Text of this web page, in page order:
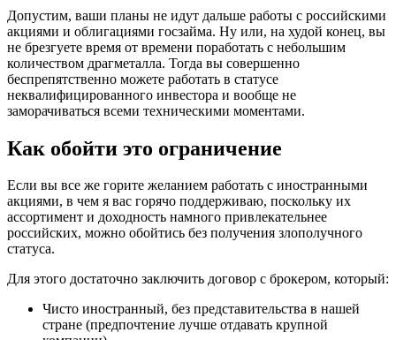
Допустим, ваши планы не идут дальше работы с российскими
акциями и облигациями госзайма. Ну или, на худой конец, вы
не брезгуете время от времени поработать с небольшим
количеством драгметалла. Тогда вы совершенно
беспрепятственно можете работать в статусе
неквалифицированного инвестора и вообще не
заморачиваться всеми техническими моментами.
Как обойти это ограничение
Если вы все же горите желанием работать с иностранными
акциями, в чем я вас горячо поддерживаю, поскольку их
ассортимент и доходность намного привлекательнее
российских, можно обойтись без получения злополучного
статуса.
Для этого достаточно заключить договор с брокером, который:
Чисто иностранный, без представительства в нашей
стране (предпочтение лучше отдавать крупной